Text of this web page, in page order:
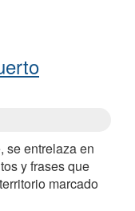
se entrelaza en
y frases que
marcado